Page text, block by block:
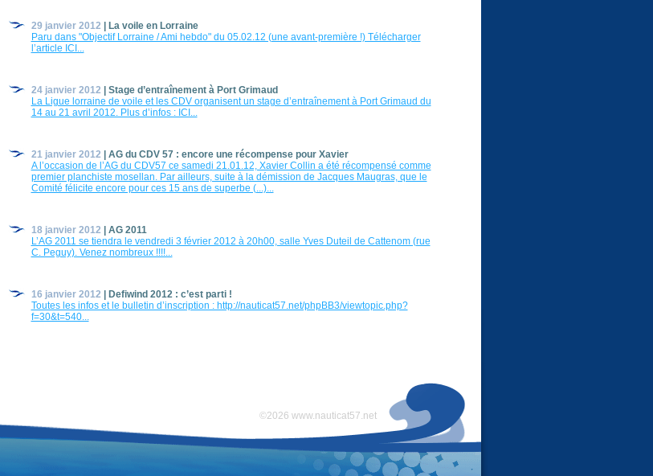
29 janvier 2012 | La voile en Lorraine
Paru dans "Objectif Lorraine / Ami hebdo" du 05.02.12 (une avant-première !) Télécharger
l’article ICI...
24 janvier 2012 | Stage d’entraînement à Port Grimaud
La Ligue lorraine de voile et les CDV organisent un stage d’entraînement à Port Grimaud du
14 au 21 avril 2012. Plus d’infos : ICI...
21 janvier 2012 | AG du CDV 57 : encore une récompense pour Xavier
A l’occasion de l’AG du CDV57 ce samedi 21.01.12, Xavier Collin a été récompensé comme
premier planchiste mosellan. Par ailleurs, suite à la démission de Jacques Maugras, que le
Comité félicite encore pour ces 15 ans de superbe (...)...
18 janvier 2012 | AG 2011
L’AG 2011 se tiendra le vendredi 3 février 2012 à 20h00, salle Yves Duteil de Cattenom (rue
C. Peguy). Venez nombreux !!!!...
16 janvier 2012 | Defiwind 2012 : c’est parti !
Toutes les infos et le bulletin d’inscription : http://nauticat57.net/phpBB3/viewtopic.php?
f=30&t=540...
©2026 www.nauticat57.net